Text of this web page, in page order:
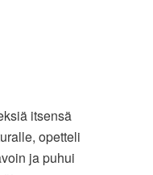
itsensä
opetteli
ja puhui